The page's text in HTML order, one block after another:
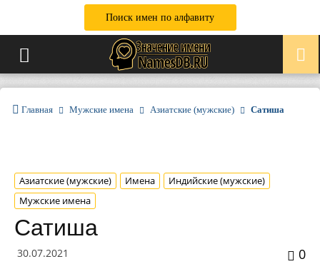
Поиск имен по алфавиту
Главная Мужские имена Азиатские (мужские) Сатиша
Азиатские (мужские) Имена
Индийские (мужские)
Мужские имена
Сатиша
30.07.2021 0